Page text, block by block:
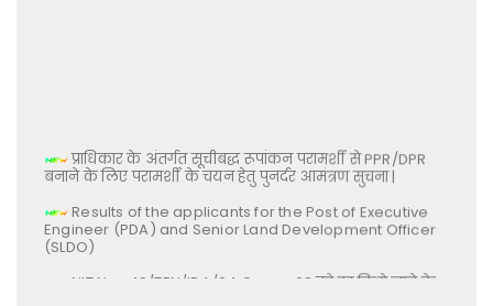
प्राधिकार के अंतर्गत सूचीबद्ध रूपांकन परामर्शी से PPR/DPR
बनाने के लिए परामर्शी के चयन हेतु पुनर्दर आमंत्रण सुचना |
Results of the applicants for the Post of Executive
Engineer (PDA) and Senior Land Development Officer
(SLDO)
NIT No- 42/TEN/IDA/24 Group-03 को रद्द किये जाने के